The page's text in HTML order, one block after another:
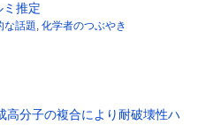
ミ推定
な話題, 化学者のつぶやき
高分子の複合により耐破壊性ハ